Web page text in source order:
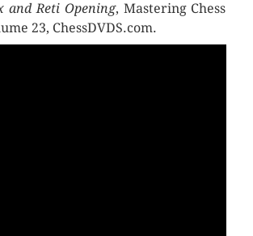
and Reti Opening, Mastering Chess
23, ChessDVDS.com.